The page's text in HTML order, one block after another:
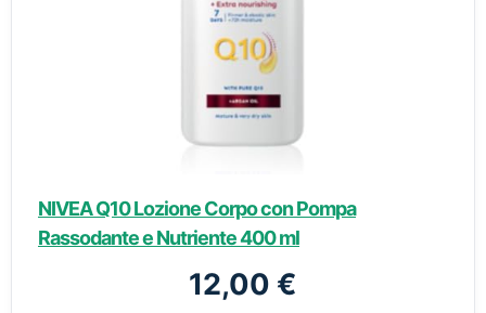
NIVEA Q10 Lozione Corpo con Pompa
Rassodante e Nutriente 400 ml
12,00 €